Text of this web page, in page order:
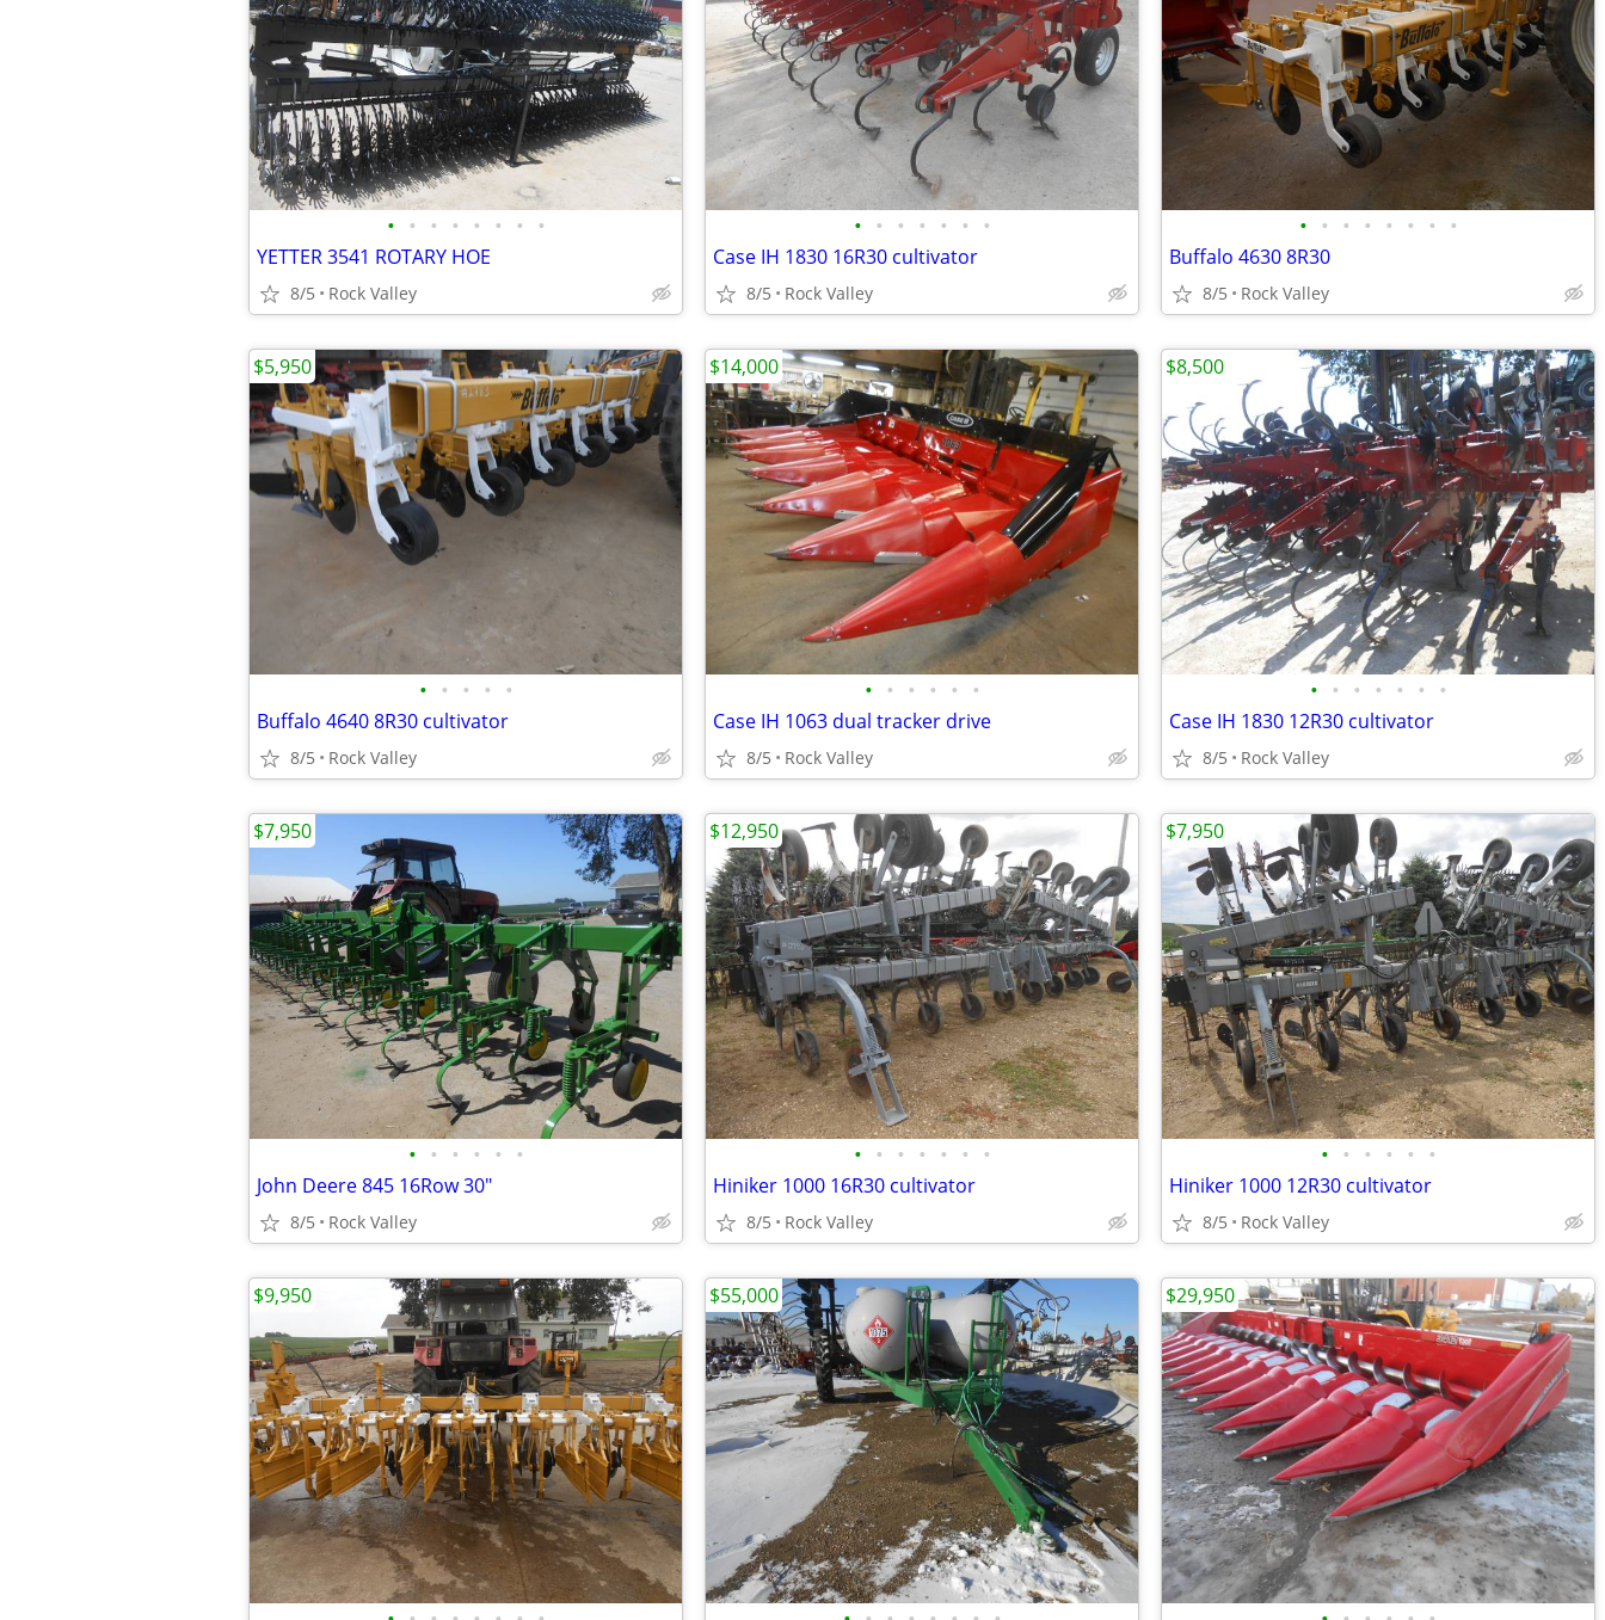
• • • • • • • •
YETTER 3541 ROTARY HOE
8/5 Rock Valley
• • • • • • •
Case IH 1830 16R30 cultivator
8/5 Rock Valley
• • • • • • • •
Buffalo 4630 8R30
8/5 Rock Valley
• • • • •
Buffalo 4640 8R30 cultivator
8/5 Rock Valley
$5,950
• • • • • •
Case IH 1063 dual tracker drive
8/5 Rock Valley
$14,000
• • • • • • •
Case IH 1830 12R30 cultivator
8/5 Rock Valley
$8,500
• • • • • •
John Deere 845 16Row 30"
8/5 Rock Valley
$7,950
• • • • • • •
Hiniker 1000 16R30 cultivator
8/5 Rock Valley
$12,950
• • • • • •
Hiniker 1000 12R30 cultivator
8/5 Rock Valley
$7,950
$9,950 $55,000 $29,950